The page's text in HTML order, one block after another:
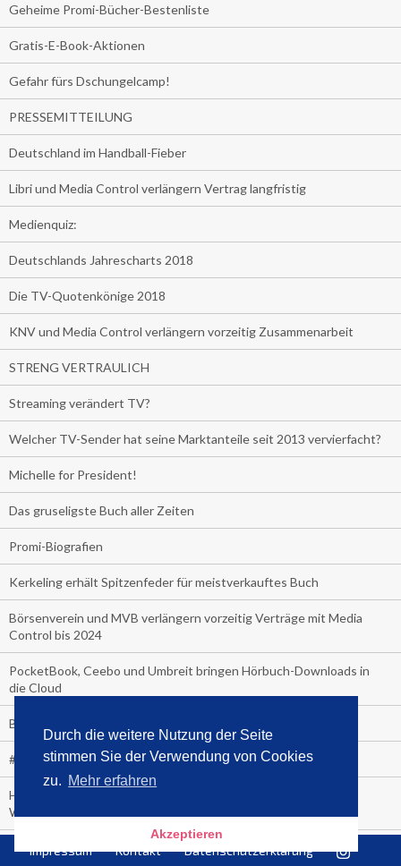
Durch die weitere Nutzung der Seite
stimmen Sie der Verwendung von Cookies
zu. Mehr erfahren
Akzeptieren
Geheime Promi-Bücher-Bestenliste
Gratis-E-Book-Aktionen
Gefahr fürs Dschungelcamp!
PRESSEMITTEILUNG
Deutschland im Handball-Fieber
Libri und Media Control verlängern Vertrag langfristig
Medienquiz:
Deutschlands Jahrescharts 2018
Die TV-Quotenkönige 2018
KNV und Media Control verlängern vorzeitig Zusammenarbeit
STRENG VERTRAULICH
Streaming verändert TV?
Welcher TV-Sender hat seine Marktanteile seit 2013 vervierfacht?
Michelle for President!
Das gruseligste Buch aller Zeiten
Promi-Biografien
Kerkeling erhält Spitzenfeder für meistverkauftes Buch
Börsenverein und MVB verlängern vorzeitig Verträge mit Media
Control bis 2024
PocketBook, Ceebo und Umbreit bringen Hörbuch-Downloads in
die Cloud
Bella Bella
#1-Bestseller: "Das ist Alpha!" von Kollegah
Hammer! "Fear: Trump in the White House" (auf Englisch) von
Watergate-Urgestein
Impressum Kontakt Datenschutzerklärung